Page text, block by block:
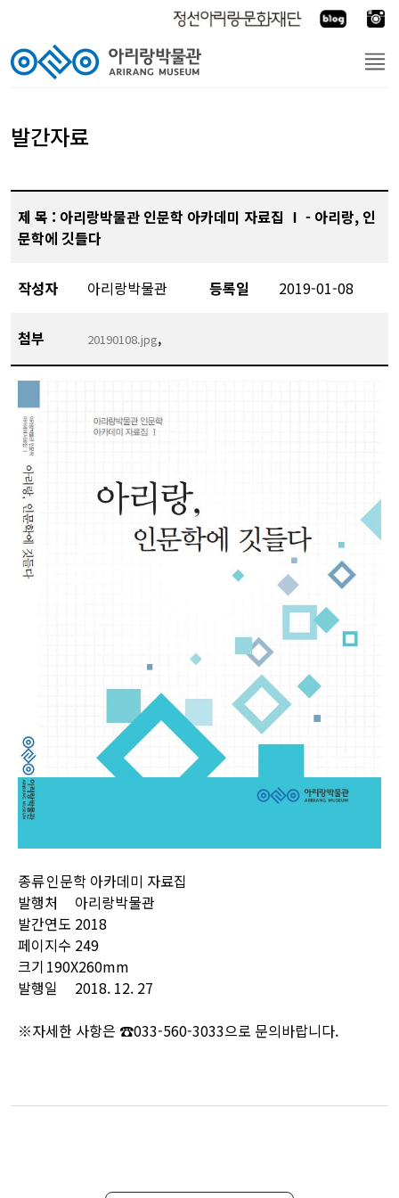
발간자료
제 목 : 아리랑박물관 인문학 아카데미 자료집 Ⅰ - 아리랑, 인
문학에 깃들다
작성자 아리랑박물관 등록일 2019-01-08
첨부 20190108.jpg,
종류인문학 아카데미 자료집
발행처
아리랑박물관
발간연도 2018
페이지수 249
크기 190X260mm
발행일
2018. 12. 27
※자세한 사항은 ☎033-560-3033으로 문의바랍니다.